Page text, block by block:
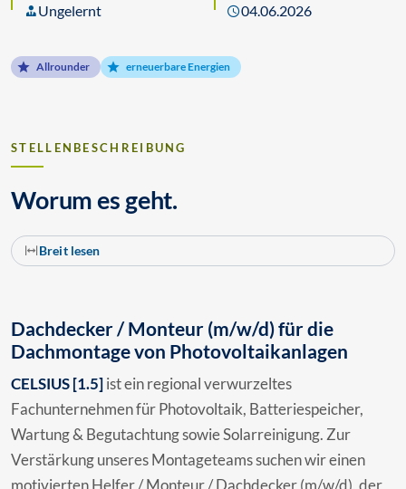
Ungelernt 04.06.2026
Allrounder erneuerbare Energien
STELLENBESCHREIBUNG
Worum es geht.
Breit lesen
Dachdecker / Monteur (m/w/d) für die
Dachmontage von Photovoltaikanlagen
CELSIUS [1.5]ist ein regional verwurzeltes
Fachunternehmen für Photovoltaik, Batteriespeicher,
Wartung & Begutachtung sowie Solarreinigung. Zur
Verstärkung unseres Montageteams suchen wir einen